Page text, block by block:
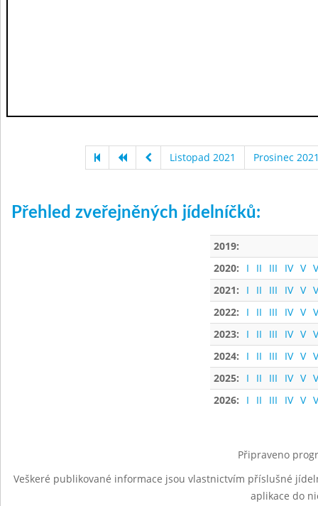
Listopad 2021 Prosinec
Přehled zveřejněných jídelníčků:
2019:
2020:
I II III IV V
2021:
I II III IV V
2022:
I II III IV V
2023:
I II III IV V
2024:
I II III IV V
2025:
I II III IV V
2026:
I II III IV V
Připraveno
Veškeré publikované informace jsou vlastnictvím příslušné
aplikace do